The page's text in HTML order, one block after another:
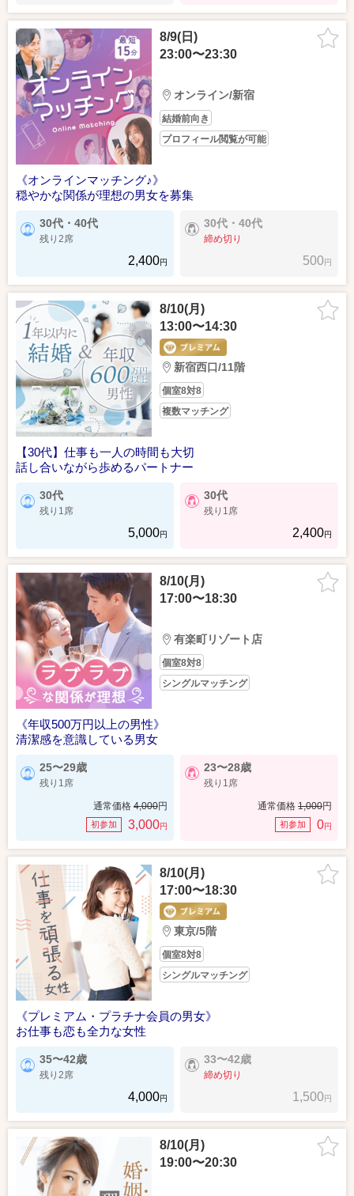
8/9(日)
23:00〜23:30
オンライン/新宿
結婚前向き
プロフィール閲覧が可能
《オンラインマッチング♪》
穏やかな関係が理想の男女を募集
30代・40代
残り2席
2,400円
30代・40代
締め切り
500円
8/10(月)
13:00〜14:30
新宿西口/11階
個室8対8
複数マッチング
【30代】仕事も一人の時間も大切
話し合いながら歩めるパートナー
30代
残り1席
5,000円
30代
残り1席
2,400円
8/10(月)
17:00〜18:30
有楽町リゾート店
個室8対8
シングルマッチング
《年収500万円以上の男性》
清潔感を意識している男女
25〜29歳
残り1席
通常価格 4,000円
初参加 3,000円
23〜28歳
残り1席
通常価格 1,000円
初参加 0円
8/10(月)
17:00〜18:30
東京/5階
個室8対8
シングルマッチング
《プレミアム・プラチナ会員の男女》
お仕事も恋も全力な女性
35〜42歳
残り2席
4,000円
33〜42歳
締め切り
1,500円
8/10(月)
19:00〜20:30